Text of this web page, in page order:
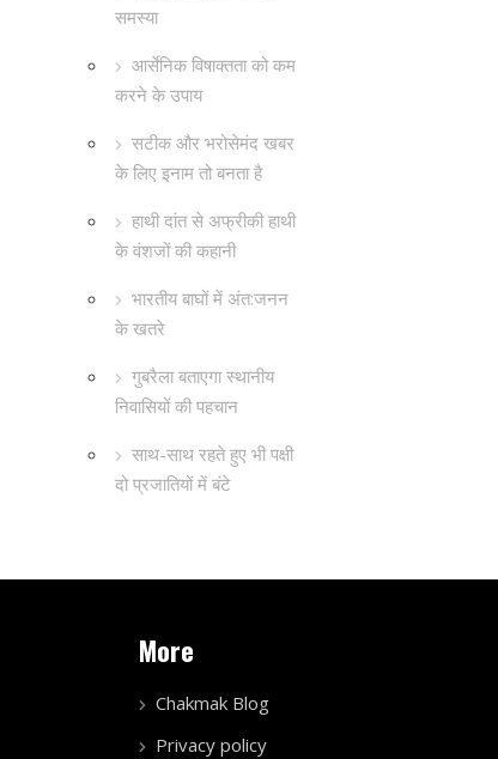
समस्या
आर्सेनिक विषाक्तता को कम
करने के उपाय
सटीक और भरोसेमंद खबर
के लिए इनाम तो बनता है
हाथी दांत से अफ्रीकी हाथी
के वंशजों की कहानी
भारतीय बाघों में अंत:जनन
के खतरे
गुबरैला बताएगा स्थानीय
निवासियों की पहचान
साथ-साथ रहते हुए भी पक्षी
दो प्रजातियों में बंटे
More
Chakmak Blog
Privacy policy